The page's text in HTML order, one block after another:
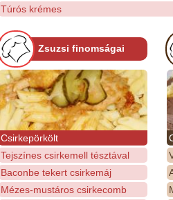
Túrós krémes
Zsuzsi finomságai
Csirkepörkölt
Tejszínes csirkemell tésztával
Baconbe tekert csirkemáj
Mézes-mustáros csirkecomb